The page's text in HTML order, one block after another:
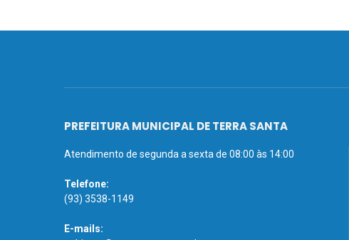
PREFEITURA MUNICIPAL DE TERRA SANTA
Atendimento de segunda a sexta de 08:00 às 14:00
Telefone:
(93) 3538-1149
E-mails: